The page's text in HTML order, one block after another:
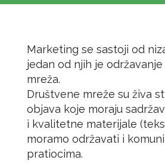
Marketing se sastoji od
jedan od njih je
mreža.
Društvene mreže su živa
objava koje moraju
i kvalitetne materijale
moramo održavati i
pratiocima.